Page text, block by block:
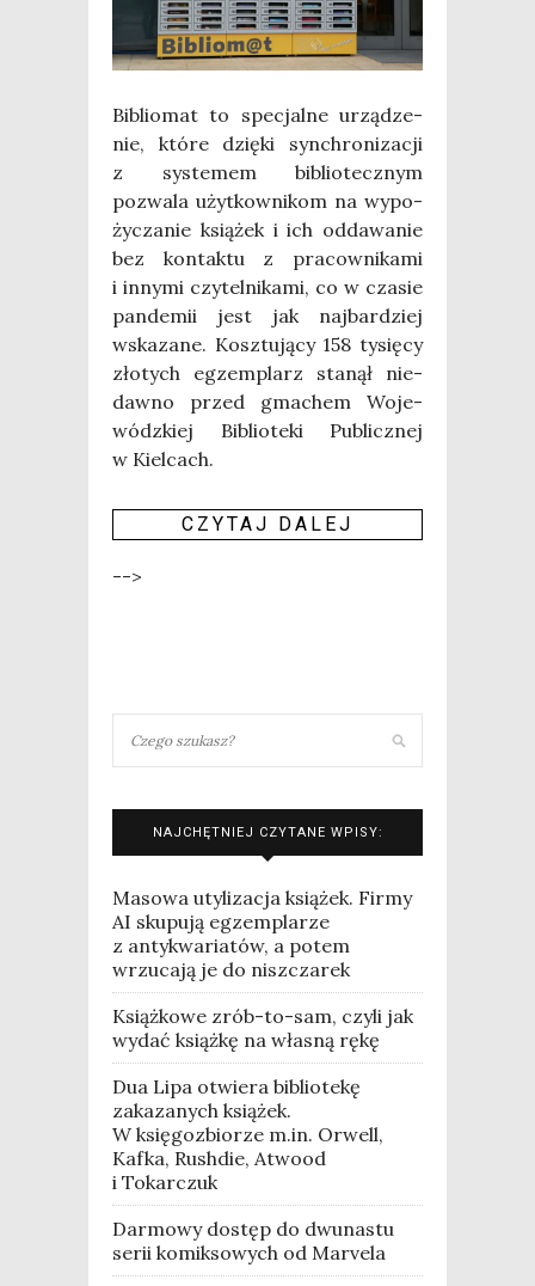
Biblio­mat to spe­cjal­ne urzą­dze­
nie, któ­re dzię­ki syn­chro­ni­za­cji
z sys­te­mem biblio­tecz­nym
pozwa­la użyt­kow­ni­kom na wypo­
ży­cza­nie ksią­żek i ich odda­wa­nie
bez kon­tak­tu z pra­cow­ni­ka­mi
i inny­mi czy­tel­ni­ka­mi, co w cza­sie
pan­de­mii jest jak naj­bar­dziej
wska­za­ne. Kosz­tu­ją­cy 158 tysię­cy
zło­tych egzem­plarz sta­nął nie­
daw­no przed gma­chem Woje­
wódz­kiej Biblio­te­ki Publicz­nej
w Kiel­cach.
CZY­TAJ DALEJ
-->
NAJCHĘTNIEJ CZYTANE WPISY:
Masowa utylizacja książek. Firmy
AI skupują egzemplarze
z antykwariatów, a potem
wrzucają je do niszczarek
Książkowe zrób-to-sam, czyli jak
wydać książkę na własną rękę
Dua Lipa otwiera bibliotekę
zakazanych książek.
W księgozbiorze m.in. Orwell,
Kafka, Rushdie, Atwood
i Tokarczuk
Darmowy dostęp do dwunastu
serii komiksowych od Marvela